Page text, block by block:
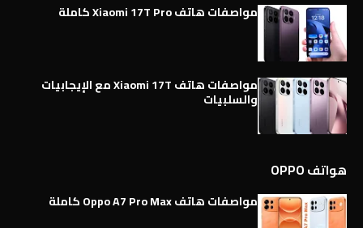
مواصفات هاتف Xiaomi 17T Pro كاملة
مواصفات هاتف Xiaomi 17T مع الإيجابيات
والسلبيات
هواتف OPPO
مواصفات هاتف Oppo A7 Pro Max كاملة